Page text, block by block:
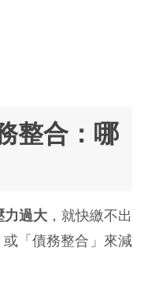
整合：哪
力過大 ，就快繳不出
「債務整合」來減